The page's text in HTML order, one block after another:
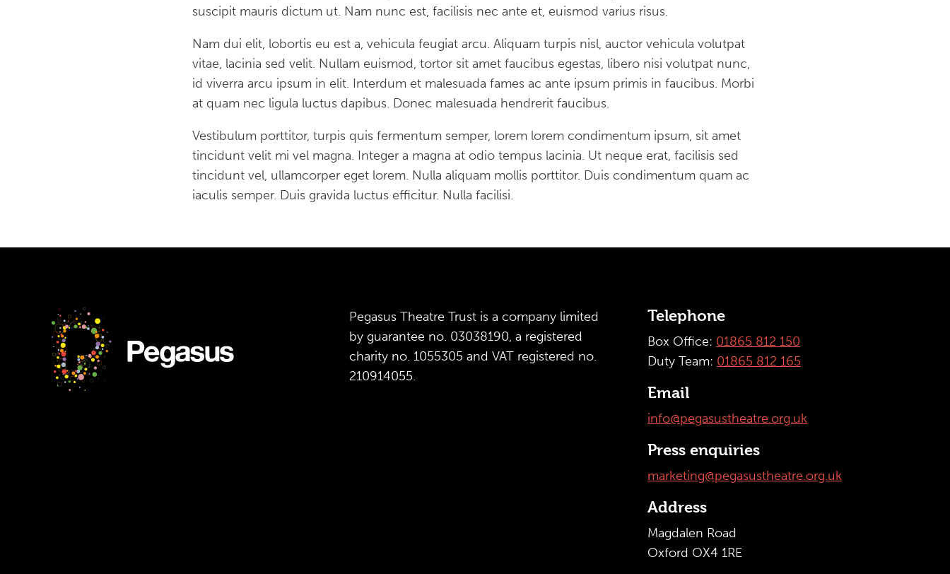
suscipit mauris dictum ut. Nam nunc est, facilisis nec ante et, euismod varius risus.
Nam dui elit, lobortis eu est a, vehicula feugiat arcu. Aliquam turpis nisl, auctor vehicula volutpat
vitae, lacinia sed velit. Nullam euismod, tortor sit amet faucibus egestas, libero nisi volutpat nunc,
id viverra arcu ipsum in elit. Interdum et malesuada fames ac ante ipsum primis in faucibus. Morbi
at quam nec ligula luctus dapibus. Donec malesuada hendrerit faucibus.
Vestibulum porttitor, turpis quis fermentum semper, lorem lorem condimentum ipsum, sit amet
tincidunt velit mi vel magna. Integer a magna at odio tempus lacinia. Ut neque erat, facilisis sed
tincidunt vel, ullamcorper eget lorem. Nulla aliquam mollis porttitor. Duis condimentum quam ac
iaculis semper. Duis gravida luctus efficitur. Nulla facilisi.
Pegasus Theatre Trust is a company limited
by guarantee no. 03038190, a registered
charity no. 1055305 and VAT registered no.
210914055.
Telephone
Box Office: 01865 812 150
Duty Team: 01865 812 165
Email
info@pegasustheatre.org.uk
Press enquiries
marketing@pegasustheatre.org.uk
Address
Magdalen Road
Oxford OX4 1RE